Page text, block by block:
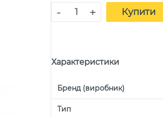
- + Купити
Характеристики
Бренд (виробник)
Тип